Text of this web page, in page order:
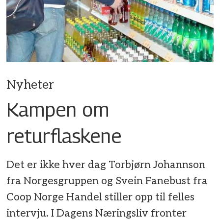
Nyheter
Kampen om
returflaskene
Det er ikke hver dag Torbjørn Johannson
fra Norgesgruppen og Svein Fanebust fra
Coop Norge Handel stiller opp til felles
intervju. I Dagens Næringsliv fronter